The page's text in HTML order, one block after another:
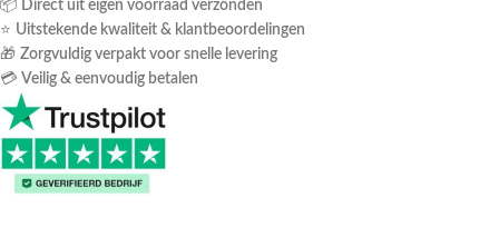
📦 Direct uit eigen voorraad verzonden
⭐ Uitstekende kwaliteit & klantbeoordelingen
🎁 Zorgvuldig verpakt voor snelle levering
💳 Veilig & eenvoudig betalen